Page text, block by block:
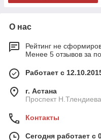
О нас
Рейтинг не
Менее 5 отзывов за
Работает с
г. Астана
Проспект
Контакты
Сегодня работает с